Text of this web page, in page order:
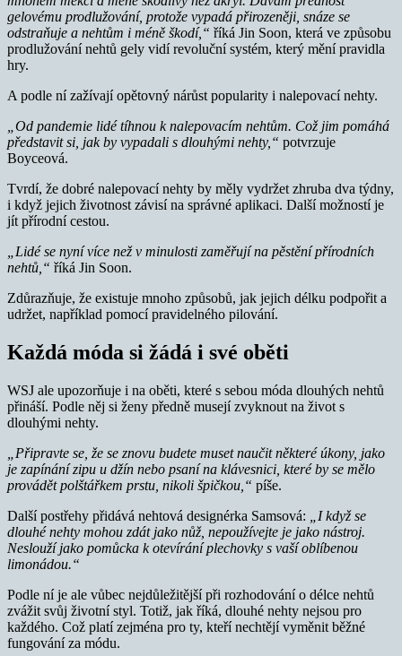
gelovému prodlužování, protože vypadá přirozeněji, snáze se
odstraňuje a nehtům i méně škodí,“ říká Jin Soon, která ve způsobu
prodlužování nehtů gely vidí revoluční systém, který mění pravidla
hry.
A podle ní zažívají opětovný nárůst popularity i nalepovací nehty.
„Od pandemie lidé tíhnou k nalepovacím nehtům. Což jim pomáhá
představit si, jak by vypadali s dlouhými nehty,“ potvrzuje
Boyceová.
Tvrdí, že dobré nalepovací nehty by měly vydržet zhruba dva týdny,
i když jejich životnost závisí na správné aplikaci. Další možností je
jít přírodní cestou.
„Lidé se nyní více než v minulosti zaměřují na pěstění přírodních
nehtů,“ říká Jin Soon.
Zdůrazňuje, že existuje mnoho způsobů, jak jejich délku podpořit a
udržet, například pomocí pravidelného pilování.
Každá móda si žádá i své oběti
WSJ ale upozorňuje i na oběti, které s sebou móda dlouhých nehtů
přináší. Podle něj si ženy předně musejí zvyknout na život s
dlouhými nehty.
„Připravte se, že se znovu budete muset naučit některé úkony, jako
je zapínání zipu u džín nebo psaní na klávesnici, které by se mělo
provádět polštářkem prstu, nikoli špičkou,“ píše.
Další postřehy přidává nehtová designérka Samsová:
„I když se
dlouhé nehty mohou zdát jako nůž, nepoužívejte je jako nástroj.
Neslouží jako pomůcka k otevírání plechovky s vaší oblíbenou
limonádou.“
Podle ní je ale vůbec nejdůležitější při rozhodování o délce nehtů
zvážit svůj životní styl. Totiž, jak říká, dlouhé nehty nejsou pro
každého. Což platí zejména pro ty, kteří nechtějí vyměnit běžné
fungování za módu.